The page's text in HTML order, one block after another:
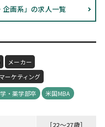
企画系」の求人一覧
メーカー
マーケティング
・薬学部卒 米国MBA
［22～27歳］